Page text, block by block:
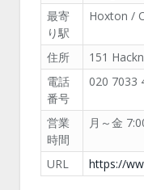
最寄
り駅
Hoxton /
住所
151
電話
番号
020 7033
営業
時間
月～金
URL https://